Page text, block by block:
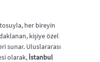
her bireyin
kişiye özel
sunar. Uluslararası
olarak, İstanbul